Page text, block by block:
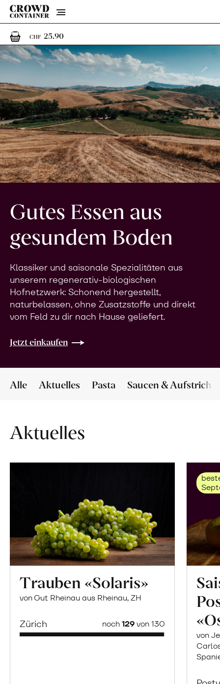
Menu
CHF 25.901 Artikel im Warenkorb
Gutes Essen aus
gesundem Boden
Klassiker und saisonale Spezialitäten aus
unserem regenerativ-biologischen
Hofnetzwerk: Schonend hergestellt,
naturbelassen, ohne Zusatzstoffe und direkt
vom Feld zu dir nach Hause geliefert.
Jetzt einkaufen
Alle Aktuelles Pasta Saucen & Aufstriche
Aktuelles
Trauben «Solaris»
von Gut Rheinau aus Rheinau, ZH
Zürich noch129von 130
von